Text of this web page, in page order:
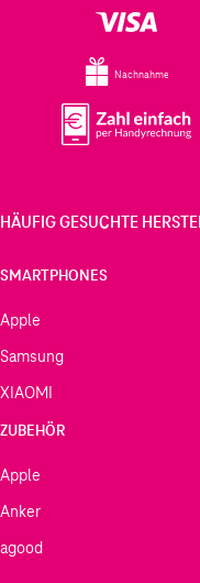
Nachnahme
HÄUFIG GESUCHTE
SMARTPHONES
Apple
Samsung
XIAOMI
ZUBEHÖR
Apple
Anker
agood